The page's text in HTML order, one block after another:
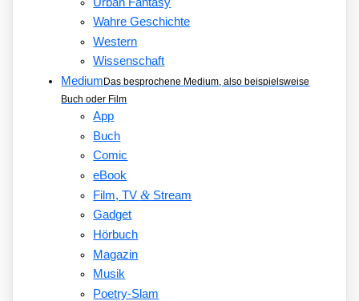
Wahre Geschichte
Western
Wissenschaft
Medium Das besprochene Medium, also beispielsweise
Buch oder Film
App
Buch
Comic
eBook
Film, TV&Stream
Gadget
Hörbuch
Magazin
Musik
Poetry-Slam